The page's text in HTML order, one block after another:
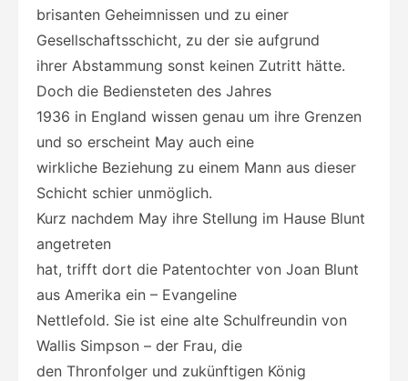
brisanten Geheimnissen und zu einer
Gesellschaftsschicht, zu der sie aufgrund
ihrer Abstammung sonst keinen Zutritt hätte.
Doch die Bediensteten des Jahres
1936 in England wissen genau um ihre Grenzen
und so erscheint May auch eine
wirkliche Beziehung zu einem Mann aus dieser
Schicht schier unmöglich.
Kurz nachdem May ihre Stellung im Hause Blunt
angetreten
hat, trifft dort die Patentochter von Joan Blunt
aus Amerika ein – Evangeline
Nettlefold. Sie ist eine alte Schulfreundin von
Wallis Simpson – der Frau, die
den Thronfolger und zukünftigen König